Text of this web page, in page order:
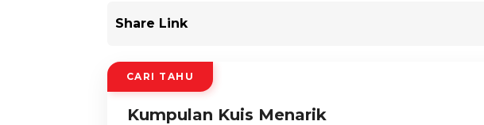
Share Link
CARI TAHU
Kumpulan Kuis Menarik